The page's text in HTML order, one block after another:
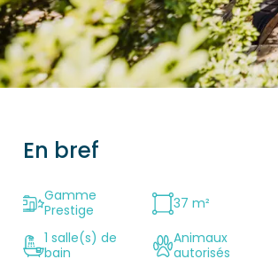
En bref
Gamme
Prestige
37 m²
1 salle(s) de
bain
Animaux
autorisés